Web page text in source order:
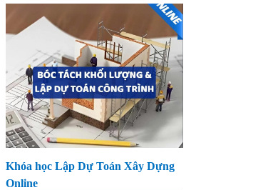
Khóa học Lập Dự Toán Xây Dựng
Online